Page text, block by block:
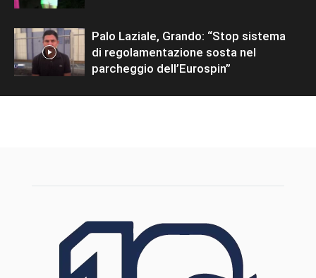
Palo Laziale, Grando: “Stop sistema
di regolamentazione sosta nel
parcheggio dell’Eurospin”